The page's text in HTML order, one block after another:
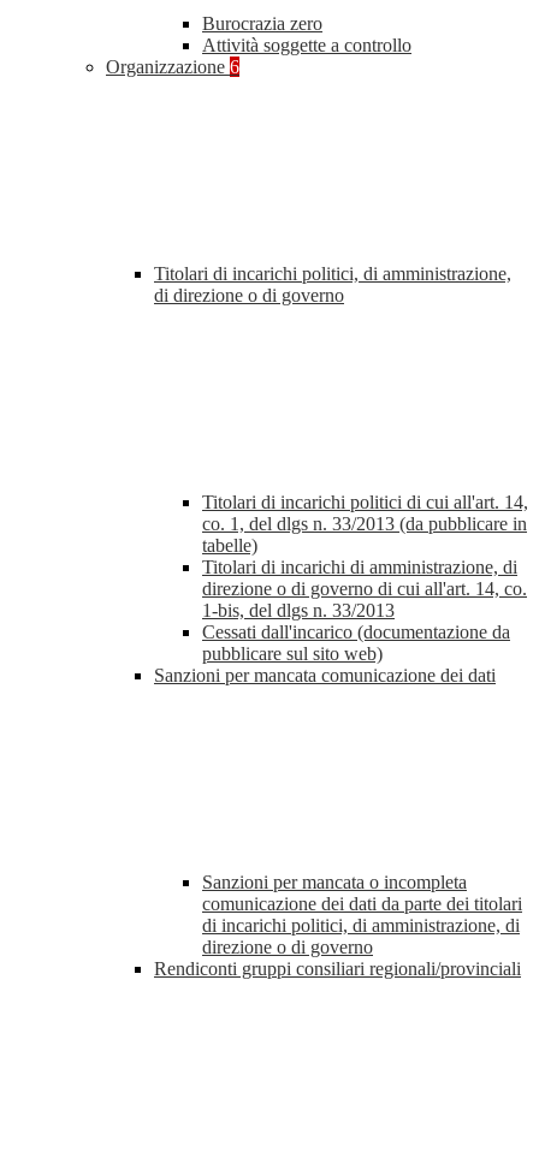
Burocrazia zero
Attività soggette a controllo
Organizzazione 6
Titolari di incarichi politici, di amministrazione,
di direzione o di governo
Titolari di incarichi politici di cui all'art. 14,
co. 1, del dlgs n. 33/2013 (da pubblicare in
tabelle)
Titolari di incarichi di amministrazione, di
direzione o di governo di cui all'art. 14, co.
1-bis, del dlgs n. 33/2013
Cessati dall'incarico (documentazione da
pubblicare sul sito web)
Sanzioni per mancata comunicazione dei dati
Sanzioni per mancata o incompleta
comunicazione dei dati da parte dei titolari
di incarichi politici, di amministrazione, di
direzione o di governo
Rendiconti gruppi consiliari regionali/provinciali